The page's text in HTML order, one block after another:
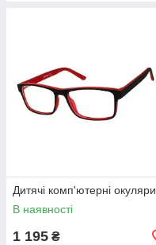
Дитячі комп'ютерні окуляри
В наявності
1 195 ₴